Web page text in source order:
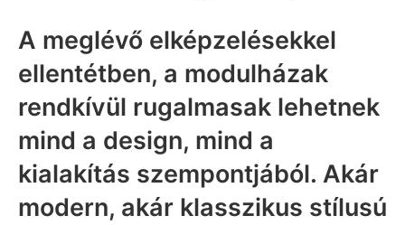
A meglévő elképzelésekkel
ellentétben, a modulházak
rendkívül rugalmasak lehetnek
mind a design, mind a
kialakítás szempontjából. Akár
modern, akár klasszikus stílusú